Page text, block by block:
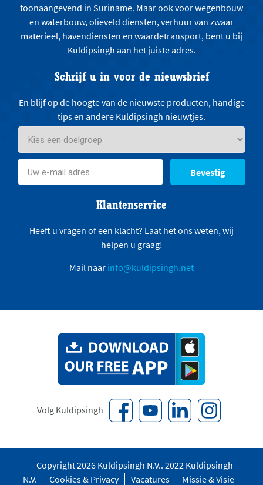
toonaangevend in Suriname. Maar ook voor wegenbouw
en waterbouw, olieveld diensten, verhuur van zwaar
materieel, havendiensten en waardetransport, bent u bij
Kuldipsingh aan het juiste adres.
Schrijf u in voor de nieuwsbrief
En blijf op de hoogte van de nieuwste producten, handige
tips en andere Kuldipsingh nieuwtjes.
Bevestig
Klantenservice
Heeft u vragen of een klacht? Laat het ons weten, wij
helpen u graag!
Mail naar info@kuldipsingh.net
Volg Kuldipsingh
Copyright 2026 Kuldipsingh N.V.. 2022 Kuldipsingh
N.V.
Cookies & Privacy Vacatures Missie & Visie